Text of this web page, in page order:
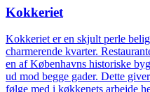
Kokkeriet
Kokkeriet er en skjult perle
charmerende kvarter.
en af Københavns historiske
ud mod begge gader. Dette
følge med i køkkenets arbejde